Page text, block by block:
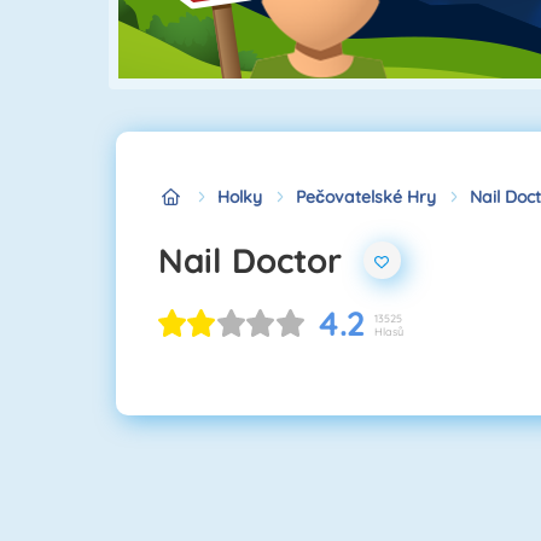
Holky Pečovatelské Hry Nail
Nail Doctor
4.2
13525
Hlasů